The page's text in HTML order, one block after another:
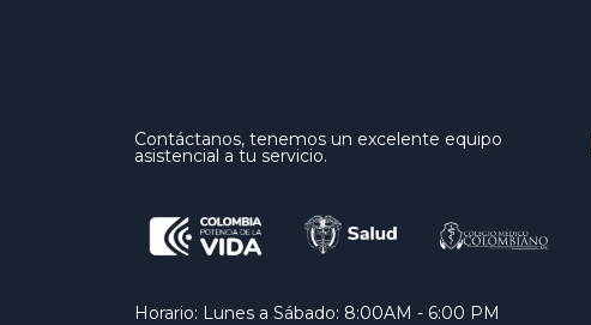
Contáctanos, tenemos un excelente equipo
asistencial a tu servicio.
Horario: Lunes a Sábado: 8:00AM - 6:00 PM